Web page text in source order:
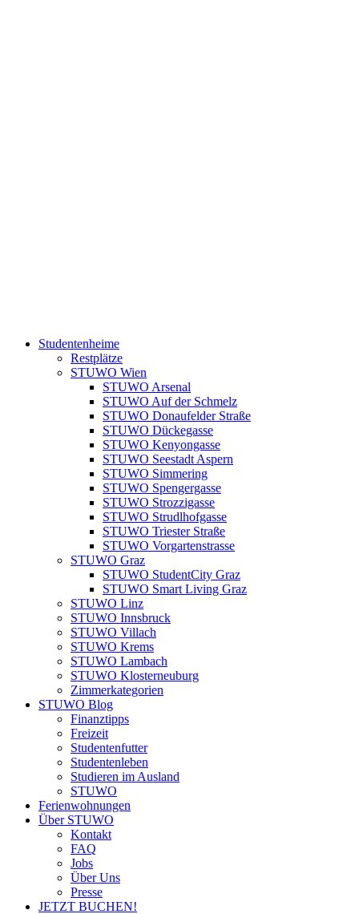
Studentenheime
Restplätze
STUWO Wien
STUWO Arsenal
STUWO Auf der Schmelz
STUWO Donaufelder Straße
STUWO Dückegasse
STUWO Kenyongasse
STUWO Seestadt Aspern
STUWO Simmering
STUWO Spengergasse
STUWO Strozzigasse
STUWO Strudlhofgasse
STUWO Triester Straße
STUWO Vorgartenstrasse
STUWO Graz
STUWO StudentCity Graz
STUWO Smart Living Graz
STUWO Linz
STUWO Innsbruck
STUWO Villach
STUWO Krems
STUWO Lambach
STUWO Klosterneuburg
Zimmerkategorien
STUWO Blog
Finanztipps
Freizeit
Studentenfutter
Studentenleben
Studieren im Ausland
STUWO
Ferienwohnungen
Über STUWO
Kontakt
FAQ
Jobs
Über Uns
Presse
JETZT BUCHEN!